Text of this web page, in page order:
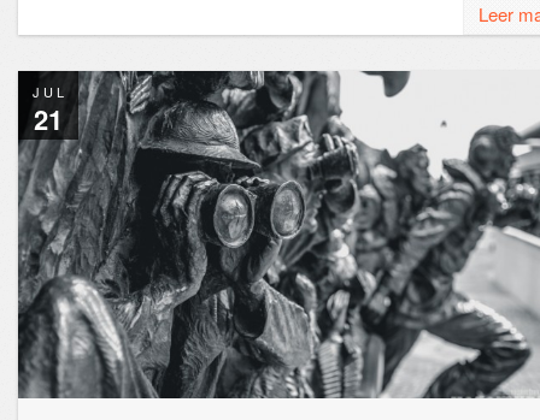
Leer
JUL
21